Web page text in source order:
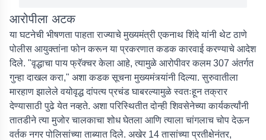
आरोपीला अटक
या घटनेची भीषणता पाहता राज्याचे मुख्यमंत्री एकनाथ शिंदे यांनी थेट ठाणे
पोलीस आयुक्तांना फोन करून या प्रकरणात कडक कारवाई करण्याचे आदेश
दिले. "वृद्धाचा पाय फ्रॅक्चर केला आहे, त्यामुळे आरोपीवर कलम 307 अंतर्गत
गुन्हा दाखल करा," अशा कडक सूचना मुख्यमंत्र्यांनी दिल्या. सुरुवातीला
मारहाण झालेले वयोवृद्ध दांपत्य प्रचंड घाबरल्यामुळे स्वतःहून तक्रार
देण्यासाठी पुढे येत नव्हते. अशा परिस्थितीत दोन्ही शिवसेनेच्या कार्यकर्त्यांनी
तातडीने त्या मुजोर चालकाचा शोध घेतला आणि त्याला चांगलाच चोप देऊन
वर्तक नगर पोलिसांच्या ताब्यात दिले. अखेर 14 तासांच्या प्रतीक्षेनंतर,